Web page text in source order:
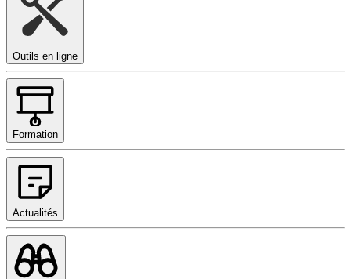
Outils en ligne
Formation
Actualités